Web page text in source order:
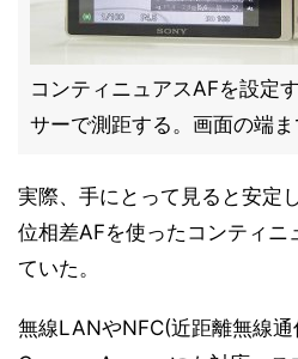
コンティニュアスAFを設定
サーで測距する。画面の端
実際、手にとって見ると安定
位相差AFを使ったコンティニ
ていた。
無線LANやNFC(近距離無線